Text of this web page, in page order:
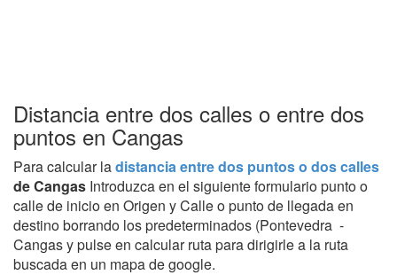
Distancia entre dos calles o entre dos
puntos en Cangas
Para calcular ladistancia entre dos puntos o dos calles
de Cangas Introduzca en el siguiente formulario punto o
calle de inicio en Origen y Calle o punto de llegada en
destino borrando los predeterminados (Pontevedra -
Cangas y pulse en calcular ruta para dirigirle a la ruta
buscada en un mapa de google.